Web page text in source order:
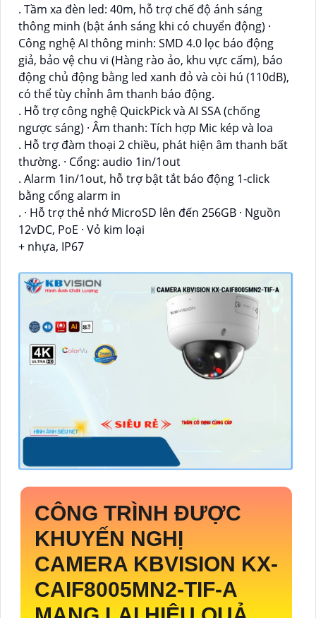
. Tầm xa đèn led: 40m, hỗ trợ chế độ ánh sáng
thông minh (bật ánh sáng khi có chuyển động) ·
Công nghệ AI thông minh: SMD 4.0 lọc báo động
giả, bảo vệ chu vi (Hàng rào ảo, khu vực cấm), báo
động chủ động bằng led xanh đỏ và còi hú (110dB),
có thể tùy chỉnh âm thanh báo động.
. Hỗ trợ công nghệ QuickPick và AI SSA (chống
ngược sáng) · Âm thanh: Tích hợp Mic kép và loa
. Hỗ trợ đàm thoại 2 chiều, phát hiện âm thanh bất
thường. · Cổng: audio 1in/1out
. Alarm 1in/1out, hỗ trợ bật tắt báo động 1-click
bằng cổng alarm in
. · Hỗ trợ thẻ nhớ MicroSD lên đến 256GB · Nguồn
12vDC, PoE · Vỏ kim loại
+ nhựa, IP67
CÔNG TRÌNH ĐƯỢC
KHUYẾN NGHỊ
CAMERA KBVISION KX-
CAIF8005MN2-TIF-A